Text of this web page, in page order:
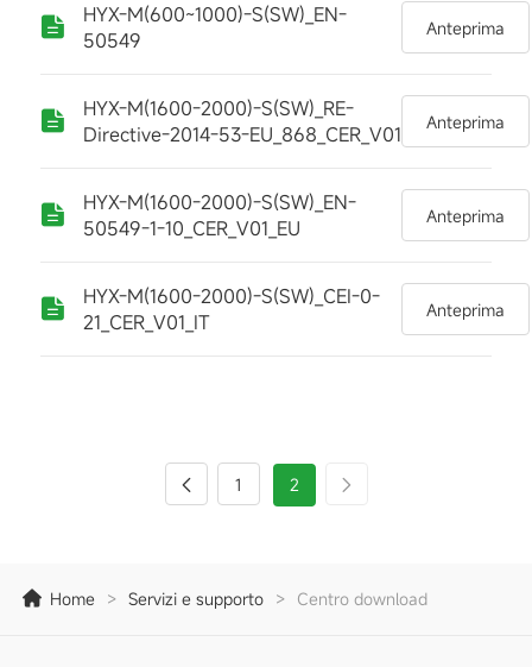
HYX-M(600~1000)-S(SW)_EN-
50549
Anteprima
HYX-M(1600-2000)-S(SW)_RE-
Directive-2014-53-EU_868_CER_V01
Anteprima
HYX-M(1600-2000)-S(SW)_EN-
50549-1-10_CER_V01_EU
Anteprima
HYX-M(1600-2000)-S(SW)_CEI-0-
21_CER_V01_IT
Anteprima
1 2
Home > Servizi e supporto > Centro download